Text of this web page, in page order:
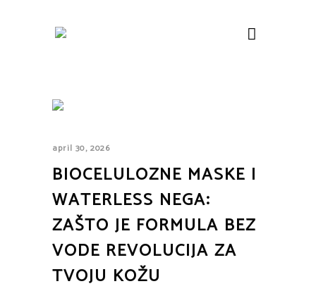
april 30, 2026
BIOCELULOZNE MASKE I
WATERLESS NEGA:
ZAŠTO JE FORMULA BEZ
VODE REVOLUCIJA ZA
TVOJU KOŽU